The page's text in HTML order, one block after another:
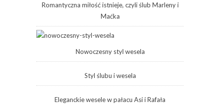
Romantyczna miłość istnieje, czyli ślub Marleny i
Maćka
Nowoczesny styl wesela
Styl ślubu i wesela
Eleganckie wesele w pałacu Asi i Rafała